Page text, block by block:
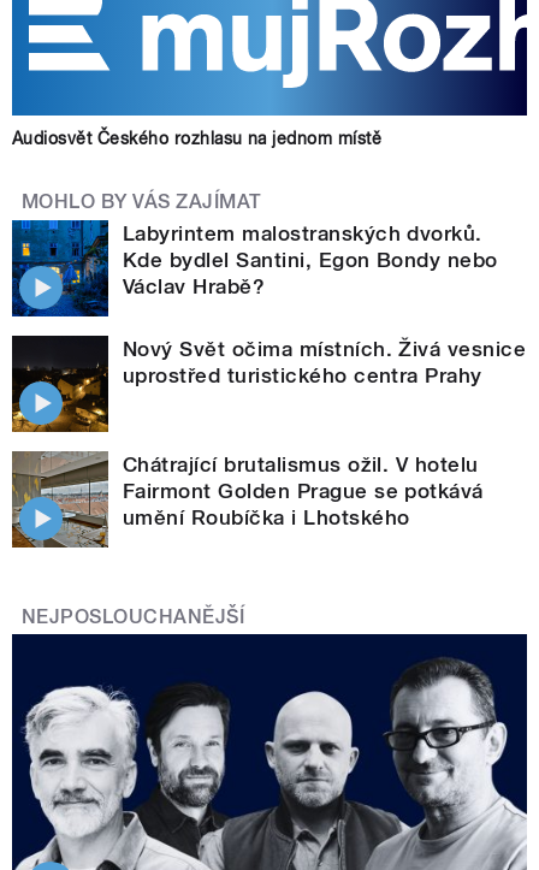
Audiosvět Českého rozhlasu na jednom místě
MOHLO BY VÁS ZAJÍMAT
Labyrintem malostranských dvorků.
Kde bydlel Santini, Egon Bondy nebo
Václav Hrabě?
Nový Svět očima místních. Živá vesnice
uprostřed turistického centra Prahy
Chátrající brutalismus ožil. V hotelu
Fairmont Golden Prague se potkává
umění Roubíčka i Lhotského
NEJPOSLOUCHANĚJŠÍ